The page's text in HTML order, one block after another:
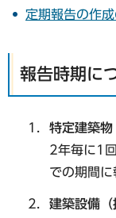
定期報告の作
報告時期に
特定建築物
2年毎に1
での期間に
建築設備